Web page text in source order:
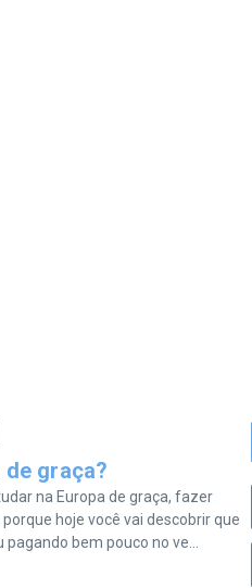
de graça?
na Europa de graça, fazer
hoje você vai descobrir que
bem pouco no ve...